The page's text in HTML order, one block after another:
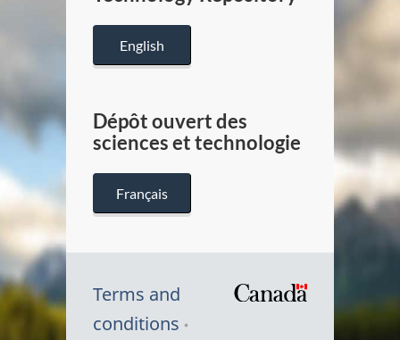
Canada
English
Dépôt ouvert des
sciences et technologie
Français
Terms and
conditions
Symbole